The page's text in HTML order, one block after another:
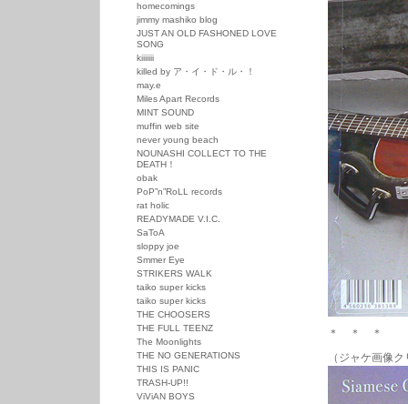
＊ ＊ ＊
（ジャケ画像
homecomings
jimmy mashiko blog
JUST AN OLD FASHONED LOVE
SONG
kiiiiiii
killed by ア・イ・ド・ル・！
may.e
Miles Apart Records
MINT SOUND
muffin web site
never young beach
NOUNASHI COLLECT TO THE
DEATH！
obak
PoP”n”RoLL records
rat holic
READYMADE V.I.C.
SaToA
sloppy joe
Smmer Eye
STRIKERS WALK
taiko super kicks
taiko super kicks
THE CHOOSERS
THE FULL TEENZ
The Moonlights
THE NO GENERATIONS
THIS IS PANIC
TRASH-UP!!
ViViAN BOYS